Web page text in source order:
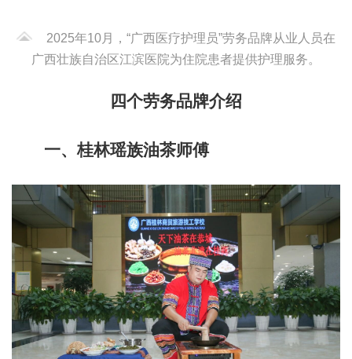
2025年10月，“广西医疗护理员”劳务品牌从业人员在
广西壮族自治区江滨医院为住院患者提供护理服务。
四个劳务品牌介绍
一、桂林瑶族油茶师傅